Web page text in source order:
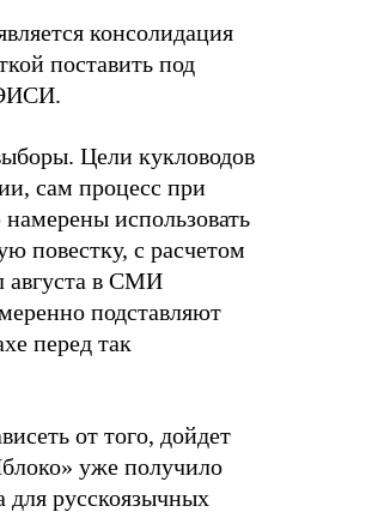
консолидация
поставить под
Цели кукловодов
сам процесс при
использовать
повестку, с расчетом
августа в СМИ
подставляют
перед так
от того, дойдет
уже получило
для русскоязычных